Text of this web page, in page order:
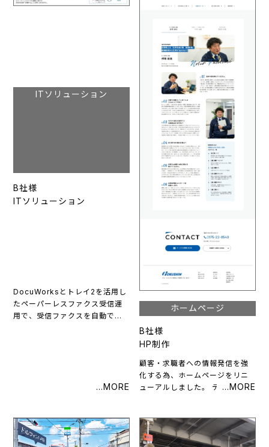
ITソリューション
B社様
ITソリューション
DocuWorksとトレイ2を活用し
たペーパーレスファクス受信運
用で、受信ファクスを自動で電
ホームページ
B社様
HP制作
顧客・求職者への情報発信を強
化する為、ホームページをリニ
ューアルしました。 デザインの
ページとなりました。